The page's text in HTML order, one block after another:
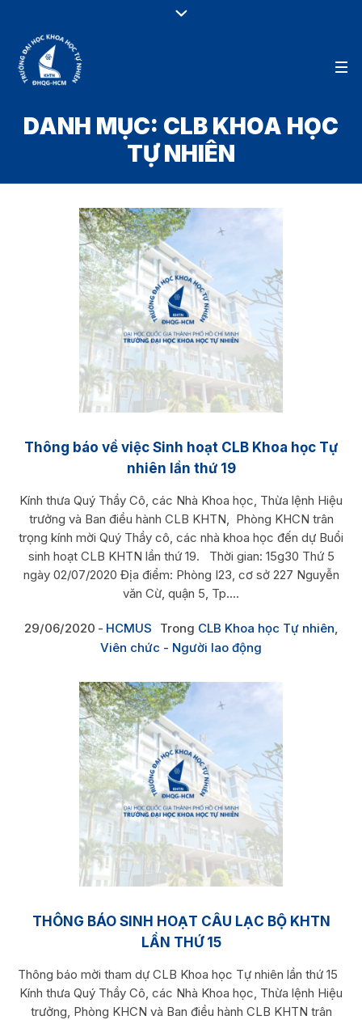
DANH MỤC: CLB KHOA HỌC
TỰ NHIÊN
Thông báo về việc Sinh hoạt CLB Khoa học Tự
nhiên lần thứ 19
Kính thưa Quý Thầy Cô, các Nhà Khoa học, Thừa lệnh Hiệu
trưởng và Ban điều hành CLB KHTN, Phòng KHCN trân
trọng kính mời Quý Thầy cô, các nhà khoa học đến dự Buổi
sinh hoạt CLB KHTN lần thứ 19. Thời gian: 15g30 Thứ 5
ngày 02/07/2020 Địa điểm: Phòng I23, cơ sở 227 Nguyễn
văn Cừ, quận 5, Tp....
29/06/2020 HCMUS Trong CLB Khoa học Tự nhiên,
Viên chức - Người lao động
THÔNG BÁO SINH HOẠT CÂU LẠC BỘ KHTN
LẦN THỨ 15
Thông báo mời tham dự CLB Khoa học Tự nhiên lần thứ 15
Kính thưa Quý Thầy Cô, các Nhà Khoa học, Thừa lệnh Hiệu
trưởng, Phòng KHCN và Ban điều hành CLB KHTN trân